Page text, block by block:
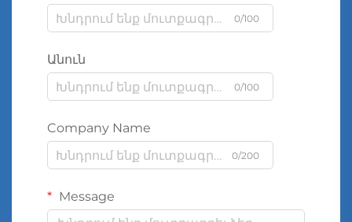
0/100
Անուն
0/100
Company Name
0/200
Message